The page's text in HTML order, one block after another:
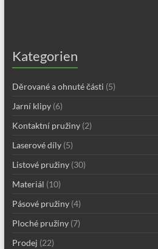
Kategorien
Děrované a ohnuté části (5)
Jarní klipy(6)
Kontaktní pružiny(2)
Laserové díly(5)
Listové pružiny(30)
Materiál (10)
Pásové pružiny(4)
Ploché pružiny(7)
Prodej (22)